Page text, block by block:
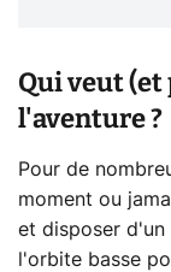
Qui veut (et
l'aventure ?
Pour de
moment ou
et disposer d'un
l'orbite basse